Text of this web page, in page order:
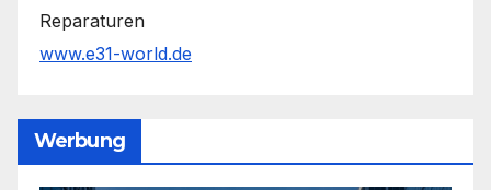
Reparaturen
www.e31-world.de
Werbung